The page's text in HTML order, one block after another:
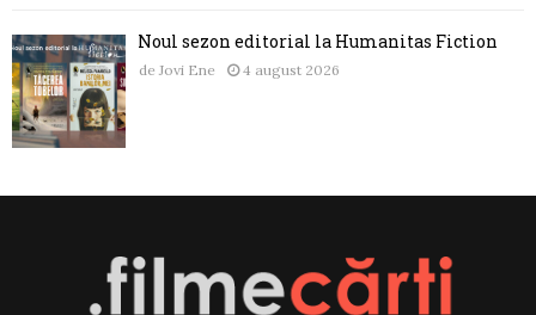
Noul sezon editorial la Humanitas Fiction
de Jovi Ene 4 august 2026